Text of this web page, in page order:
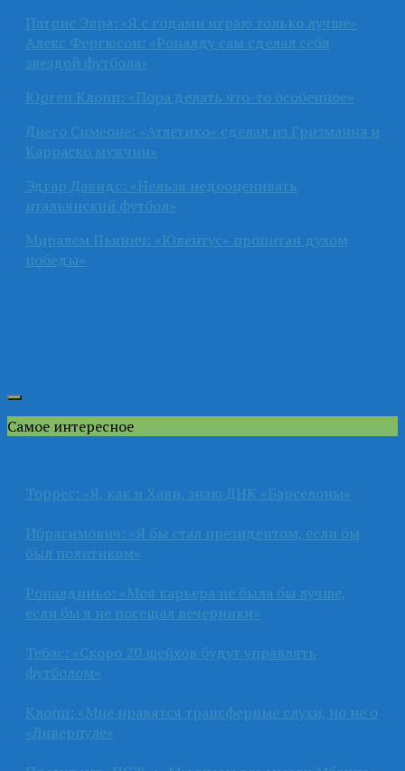
Патрис Эвра: «Я с годами играю только лучше»
Алекс Фергюсон: «Роналду сам сделал себя
звездой футбола»
Юрген Клопп: «Пора делать что-то особенное»
Диего Симеоне: «Атлетико» сделал из Гризманна и
Карраско мужчин»
Эдгар Давидс: «Нельзя недооценивать
итальянский футбол»
Миралем Пьянич: «Ювентус» пропитан духом
победы»
Самое интересное
Торрес: «Я, как и Хави, знаю ДНК «Барселоны»
Ибрагимович: «Я бы стал президентом, если бы
был политиком»
Роналдиньо: «Моя карьера не была бы лучше,
если бы я не посещал вечеринки»
Тебас: «Скоро 20 шейхов будут управлять
футболом»
Клопп: «Мне нравятся трансферные слухи, но не о
«Ливерпуле»